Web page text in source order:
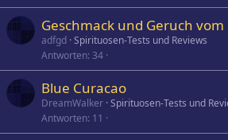
Geschmack und Geruch vom
adfgd Spirituosen-Tests und Reviews
Antworten 34
Blue Curacao
DreamWalker Spirituosen-Tests und
Antworten 11